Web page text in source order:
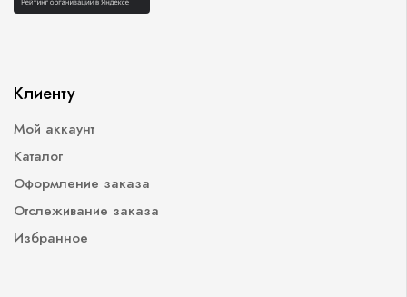
Клиенту
Мой аккаунт
Каталог
Оформление заказа
Отслеживание заказа
Избранное